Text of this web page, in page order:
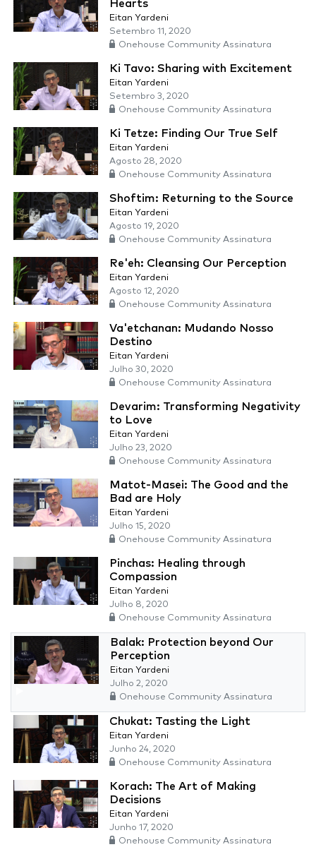
Hearts
Eitan Yardeni
Setembro 11, 2020
Onehouse Community Assinatura
Ki Tavo: Sharing with Excitement
Eitan Yardeni
Setembro 3, 2020
Onehouse Community Assinatura
Ki Tetze: Finding Our True Self
Eitan Yardeni
Agosto 28, 2020
Onehouse Community Assinatura
Shoftim: Returning to the Source
Eitan Yardeni
Agosto 19, 2020
Onehouse Community Assinatura
Re'eh: Cleansing Our Perception
Eitan Yardeni
Agosto 12, 2020
Onehouse Community Assinatura
Va'etchanan: Mudando Nosso
Destino
Eitan Yardeni
Julho 30, 2020
Onehouse Community Assinatura
Devarim: Transforming Negativity
to Love
Eitan Yardeni
Julho 23, 2020
Onehouse Community Assinatura
Matot-Masei: The Good and the
Bad are Holy
Eitan Yardeni
Julho 15, 2020
Onehouse Community Assinatura
Pinchas: Healing through
Compassion
Eitan Yardeni
Julho 8, 2020
Onehouse Community Assinatura
Balak: Protection beyond Our
Perception
Eitan Yardeni
Julho 2, 2020
Onehouse Community Assinatura
Chukat: Tasting the Light
Eitan Yardeni
Junho 24, 2020
Onehouse Community Assinatura
Korach: The Art of Making
Decisions
Eitan Yardeni
Junho 17, 2020
Onehouse Community Assinatura